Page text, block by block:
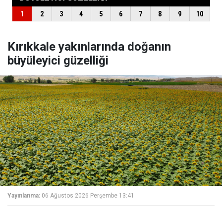
Kırıkkale yakınlarında doğanın
büyüleyici güzelliği
Yayınlanma: 06 Ağustos 2026 Perşembe 13:41